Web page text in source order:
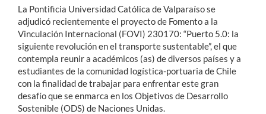
La Pontificia Universidad Católica de Valparaíso se
adjudicó recientemente el proyecto de Fomento a la
Vinculación Internacional (FOVI) 230170: “Puerto 5.0: la
siguiente revolución en el transporte sustentable”, el que
contempla reunir a académicos (as) de diversos países y a
estudiantes de la comunidad logística-portuaria de Chile
con la finalidad de trabajar para enfrentar este gran
desafío que se enmarca en los Objetivos de Desarrollo
Sostenible (ODS) de Naciones Unidas.